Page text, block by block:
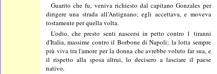
Guarito che fu, veniva richiesto dal capitano Gonzales per
dirigere una strada all’Antignano; egli accettava, e moveva
tostamente per quella volta.
L’odio, che presto senti nascersi in petto contro 1 tiranni
d'Italia, massime contro il Borbone di Napoli; la lotta sempre
più viva tra l'amore per la donna che avrebbe voluto far sua, e
il rispetto alla sposa altrui, lo decisero a lasciare il paese
nativo.